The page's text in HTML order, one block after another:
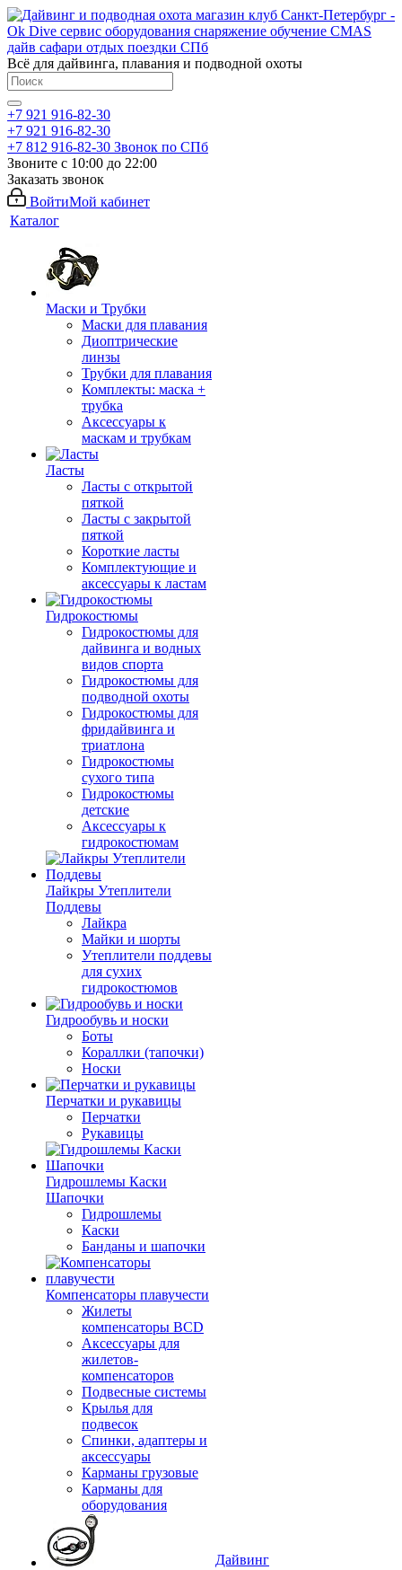
Всё для дайвинга, плавания и подводной охоты
+7 921 916-82-30
+7 921 916-82-30
+7 812 916-82-30 Звонок по СПб
Звоните с 10:00 до 22:00
Заказать звонок
ВойтиМой кабинет
Каталог
Маски и Трубки
Маски для плавания
Диоптрические
линзы
Трубки для плавания
Комплекты: маска +
трубка
Аксессуары к
маскам и трубкам
Ласты
Ласты с открытой
пяткой
Ласты с закрытой
пяткой
Короткие ласты
Комплектующие и
аксессуары к ластам
Гидрокостюмы
Гидрокостюмы для
дайвинга и водных
видов спорта
Гидрокостюмы для
подводной охоты
Гидрокостюмы для
фридайвинга и
триатлона
Гидрокостюмы
сухого типа
Гидрокостюмы
детские
Аксессуары к
гидрокостюмам
Лайкры Утеплители
Поддевы
Лайкра
Майки и шорты
Утеплители поддевы
для сухих
гидрокостюмов
Гидрообувь и носки
Боты
Кораллки (тапочки)
Носки
Перчатки и рукавицы
Перчатки
Рукавицы
Гидрошлемы Каски
Шапочки
Гидрошлемы
Каски
Банданы и шапочки
Компенсаторы плавучести
Жилеты
компенсаторы BCD
Аксессуары для
жилетов-
компенсаторов
Подвесные системы
Крылья для
подвесок
Спинки, адаптеры и
аксессуары
Карманы грузовые
Карманы для
оборудования
Дайвинг